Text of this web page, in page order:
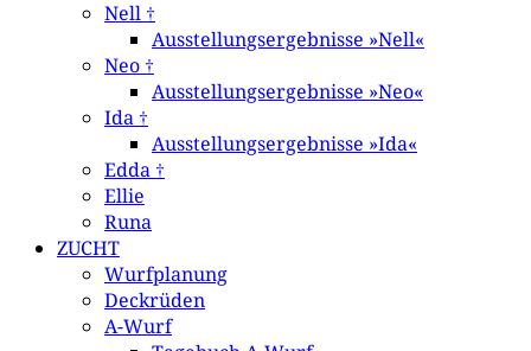
Nell †
Ausstellungsergebnisse »Nell«
Neo †
Ausstellungsergebnisse »Neo«
Ida †
Ausstellungsergebnisse »Ida«
Edda †
Ellie
Runa
ZUCHT
Wurfplanung
Deckrüden
A-Wurf